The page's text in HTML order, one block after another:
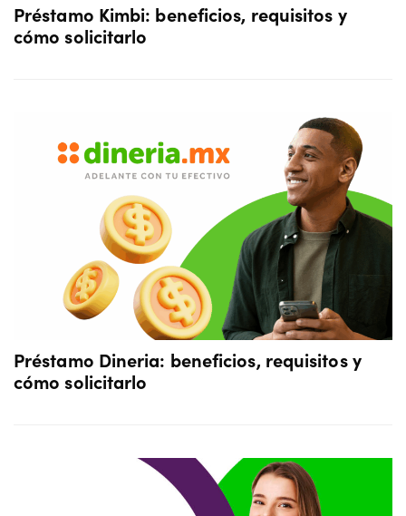
Préstamo Kimbi: beneficios, requisitos y
cómo solicitarlo
Préstamo Dineria: beneficios, requisitos y
cómo solicitarlo